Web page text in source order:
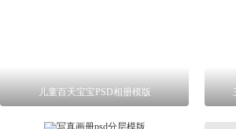
儿童百天宝宝PSD相册模版